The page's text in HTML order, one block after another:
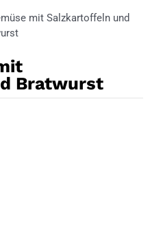
mit Salzkartoffeln und
Bratwurst